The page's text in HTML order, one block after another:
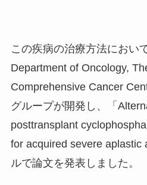
この疾病の治療方法におい
Department of Oncology,
Comprehensive Cancer
グループが開発し、「
posttransplant
for acquired severe aplastic
ルで論文を発表しました。